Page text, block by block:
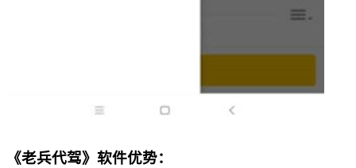
《老兵代驾》软件优势：